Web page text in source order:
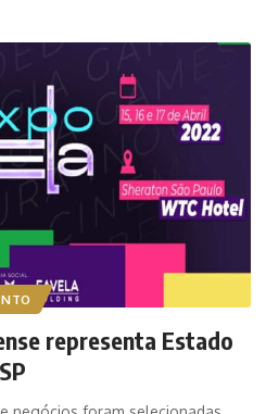
representa Estado